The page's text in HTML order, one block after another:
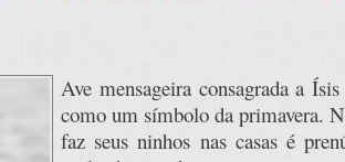
Ave mensageira consagrada a
como um símbolo da primavera.
faz seus ninhos nas casas é